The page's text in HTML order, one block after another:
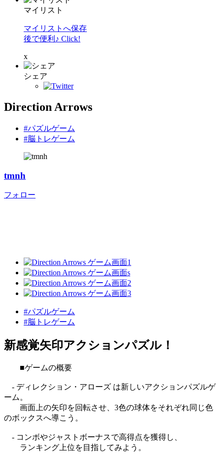
マイリスト
マイリストへ保存
後で便利♪ Click!
x
シェア
Direction Arrows
#パズルゲーム
#脳トレゲーム
tmnh
フォロー
#パズルゲーム
#脳トレゲーム
新感覚矢印アクションパズル！
■ゲームの概要
- ディレクション・アローズ は新しいアクションパズルゲ
ーム。
画面上の矢印を回転させ、3色の球体をそれぞれ同じ色
のボックスへ導こう。
- コンボやジャストボーナスで高得点を獲得し、
ランキング上位を目指してみよう。